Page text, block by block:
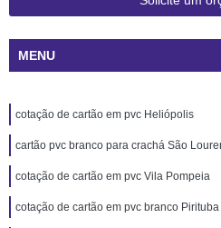
MENU
cotação de cartão em pvc Heliópolis
cartão pvc branco para crachá São
cotação de cartão em pvc Vila Pompeia
cotação de cartão em pvc branco Pirituba